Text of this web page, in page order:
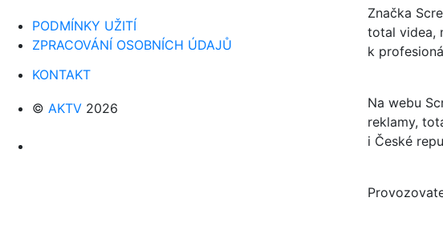
PODMÍNKY UŽITÍ
ZPRACOVÁNÍ OSOBNÍCH ÚDAJŮ
KONTAKT
© AKTV 2026
Značka
total videa,
k
Na webu
reklamy,
i České